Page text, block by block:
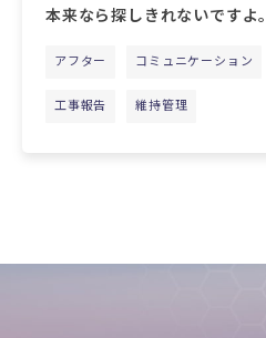
本来なら探しきれないですよ。
アフター コミュニケーション
工事報告 維持管理